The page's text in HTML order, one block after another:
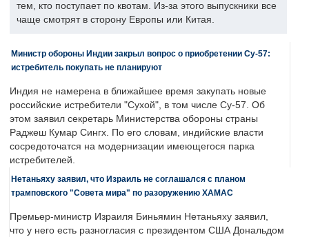
тем, кто поступает по квотам. Из-за этого выпускники все
чаще смотрят в сторону Европы или Китая.
Министр обороны Индии закрыл вопрос о приобретении Су-57:
истребитель покупать не планируют
Индия не намерена в ближайшее время закупать новые
российские истребители "Сухой", в том числе Су-57. Об
этом заявил секретарь Министерства обороны страны
Раджеш Кумар Сингх. По его словам, индийские власти
сосредоточатся на модернизации имеющегося парка
истребителей.
Нетаньяху заявил, что Израиль не соглашался с планом
трамповского "Совета мира" по разоружению ХАМАС
Премьер-министр Израиля Биньямин Нетаньяху заявил,
что у него есть разногласия с президентом США Дональдом